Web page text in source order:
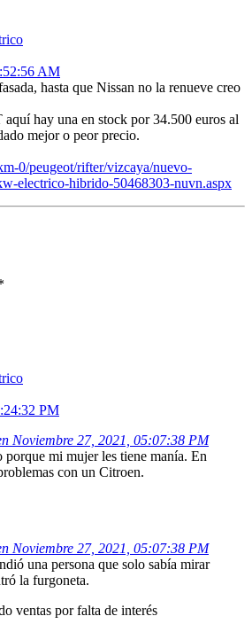
AM
hasta que Nissan no la renueve creo
hay una en stock por 34.500 euros al
mejor o peor precio.
0/peugeot/rifter/vizcaya/nuevo-
electrico-hibrido-50468303-nuvn.aspx
PM
Noviembre 27, 2021, 05:07:38 PM
porque mi mujer les tiene manía. En
con un Citroen.
Noviembre 27, 2021, 05:07:38 PM
una persona que solo sabía mirar
la furgoneta.
ventas por falta de interés